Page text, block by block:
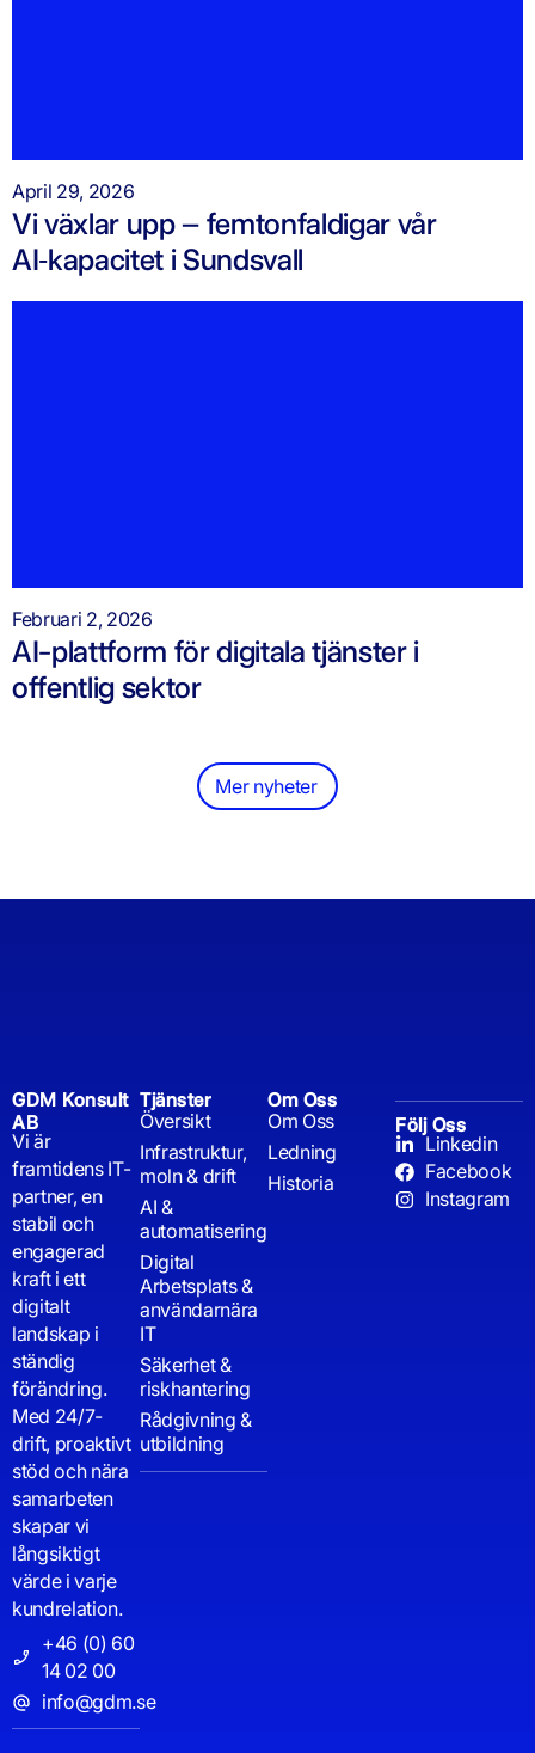
April 29, 2026
Vi växlar upp – femtonfaldigar vår
AI‑kapacitet i Sundsvall
Februari 2, 2026
AI-plattform för digitala tjänster i
offentlig sektor
Mer nyheter
GDM Konsult
AB
Vi är
framtidens IT-
partner, en
stabil och
engagerad
kraft i ett
digitalt
landskap i
ständig
förändring.
Med 24/7-
drift, proaktivt
stöd och nära
samarbeten
skapar vi
långsiktigt
värde i varje
kundrelation.
+46 (0) 60
14 02 00
info@gdm.se
Tjänster
Översikt
Infrastruktur,
moln & drift
AI &
automatisering
Digital
Arbetsplats &
användarnära
IT
Säkerhet &
riskhantering
Rådgivning &
utbildning
Om Oss
Om Oss
Ledning
Historia
Följ Oss
Linkedin
Facebook
Instagram